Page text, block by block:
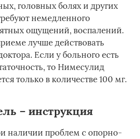
головных болях и других
немедленного
ощущений, воспалений.
лучше действовать
Если у больного есть
то Нимесулид
только в количестве 100 мг.
– инструкция
наличии проблем с опорно-